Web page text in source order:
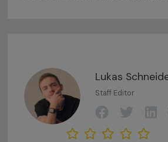
Lukas
Staff Editor